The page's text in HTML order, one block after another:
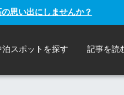
思い出にしませんか？
泊スポットを探す 記事を読